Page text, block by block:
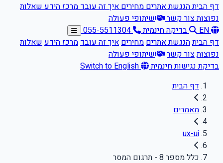
דף הביתהנגשת אתריםמחיריםאיך זה עובדמרכז הידעשאלות
נפוצותצור קשר
שיתופי פעולה
EN
בדיקה חינמית
055-5511304
דף הביתהנגשת אתריםמחיריםאיך זה עובדמרכז הידעשאלות
נפוצותצור קשר
שיתופי פעולה
בדיקת נגישות חינמית
Switch to English
דף הבית
מאמרים
ux-ui
כלל מספר 8 - תרגום המסר